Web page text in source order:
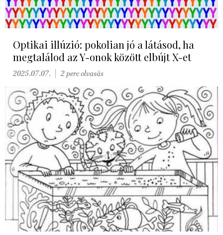
Optikai illúzió: pokolian jó a látásod, ha
megtalálod az Y-onok között elbújt X-et
2025.07.07. 2 perc olvasás